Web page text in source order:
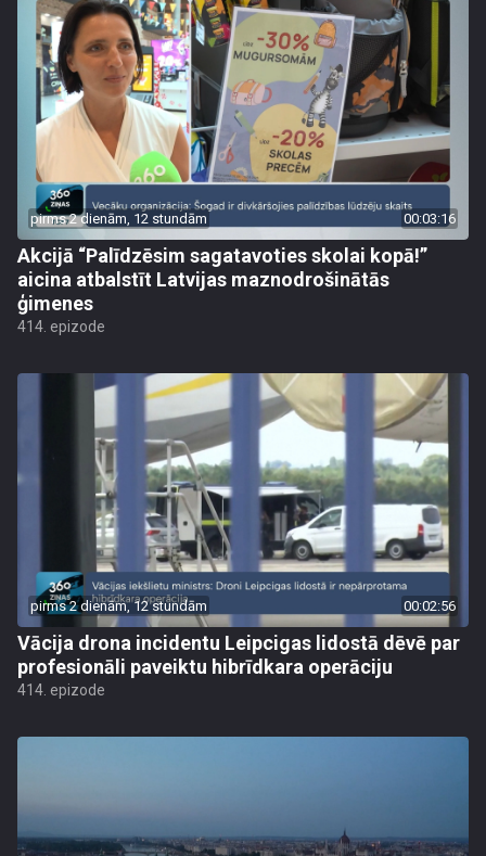
pirms 2 dienām, 12 stundām 00:03:16
Akcijā “Palīdzēsim sagatavoties skolai kopā!”
aicina atbalstīt Latvijas maznodrošinātās
ģimenes
414. epizode
pirms 2 dienām, 12 stundām 00:02:56
Vācija drona incidentu Leipcigas lidostā dēvē par
profesionāli paveiktu hibrīdkara operāciju
414. epizode